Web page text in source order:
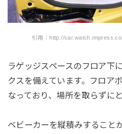
引用：http://
ラゲッジスペースのフロア下
クスを備えています。フロア
なっており、場所を取らずに
ベビーカーを縦積みすること